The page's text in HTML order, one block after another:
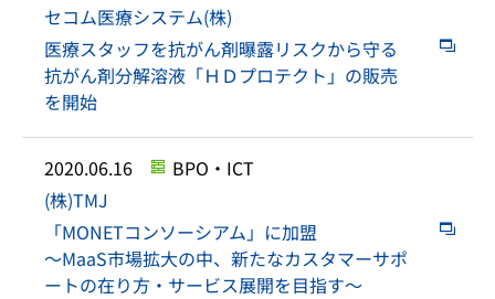
セコム医療システム(株)
医療スタッフを抗がん剤曝露リスクから守る
抗がん剤分解溶液「ＨＤプロテクト」の販売
を開始
2020.06.16
BPO・ICT
(株)TMJ
「MONETコンソーシアム」に加盟
～MaaS市場拡大の中、新たなカスタマーサポ
ートの在り方・サービス展開を目指す～